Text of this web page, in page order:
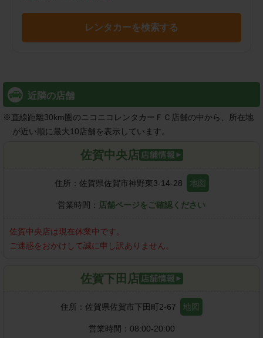
レンタカーを検索する
近隣の店舗
※直線距離30km圏のニコニコレンタカーＦＣ店舗の中から、所在地
が近い順に最大10店舗を表示しています。
佐賀中央店
住所： 佐賀県佐賀市神野東3-14-28 地図
営業時間： 店舗ページをご確認ください
佐賀中央店は現在休業中です。
ご迷惑をおかけして誠に申し訳ありません。
佐賀下田店
住所： 佐賀県佐賀市下田町2-67 地図
営業時間： 08:00-20:00